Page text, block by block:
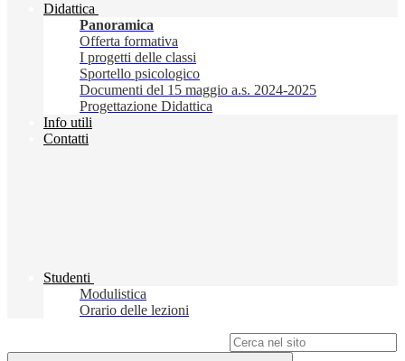
Didattica
Panoramica
Offerta formativa
I progetti delle classi
Sportello psicologico
Documenti del 15 maggio a.s. 2024-2025
Progettazione Didattica
Info utili
Contatti
Studenti
Modulistica
Orario delle lezioni